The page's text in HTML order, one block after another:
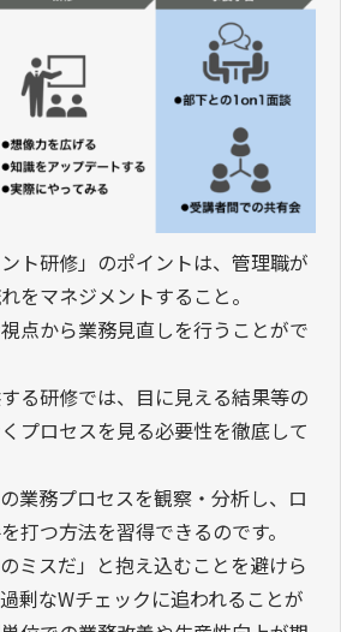
ト研修」のポイントは、管理職が
をマネジメントすること。
点から業務見直しを行うことがで
る研修では、目に見える結果等の
プロセスを見る必要性を徹底して
業務プロセスを観察・分析し、ロ
打つ方法を習得できるのです。
ミスだ」と抱え込むことを避けら
剰なWチェックに追われることが